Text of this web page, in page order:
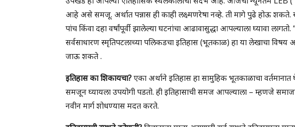
आहे असे समजू. अर्थात पन्नास ही काही लक्ष्मणरेषा नव्हे. ती मागे पुढे होऊ शकते.
पांच किंवा दहा वर्षांपूर्वी झालेल्या घटनांचा आढावासुद्धा आपल्याला घ्यावा
सर्वसाधारण स्मृतिपटलाच्या पलिकडचा इतिहास (भूतकाळ) हा या लेखाचा विषय
जाऊ शकते .
इतिहास का शिकायचा?एका अर्थाने इतिहास हा सामुहिक भूतकाळाचा
समजून घ्यायला उपयोगी पडतो. ही इतिहासाची समज आपल्याला – म्हणजे
नवीन मार्ग शोधण्यास मदत करते.